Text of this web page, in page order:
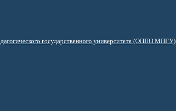
государственного университета (ОППО МПГУ)